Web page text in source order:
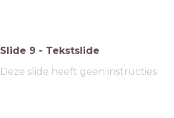
Slide 9 - Tekstslide
Deze slide heeft geen instructies